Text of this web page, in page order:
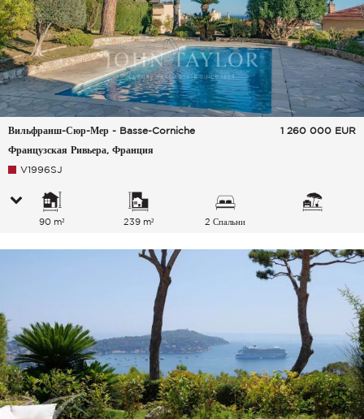
Вильфранш-Сюр-Мер - Basse-Corniche
Французская Ривьера, Франция
1 260 000 EUR
V1996SJ
90 m² 239 m² 2 Спальни